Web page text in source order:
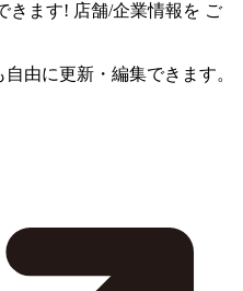
きます! 店舗/企業情報を ご
由に更新・編集できます。